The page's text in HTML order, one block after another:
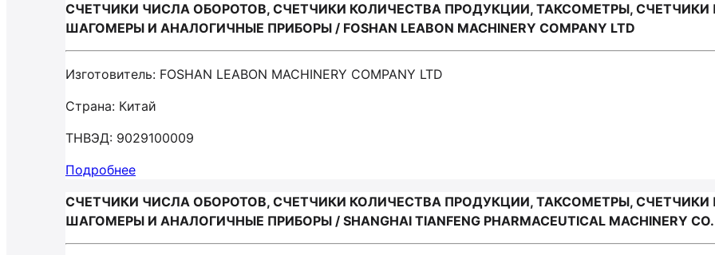
СЧЕТЧИКИ ЧИСЛА ОБОРОТОВ, СЧЕТЧИКИ КОЛИЧЕСТВА ПРОДУКЦИИ, ТАКСОМЕТРЫ,
ШАГОМЕРЫ И АНАЛОГИЧНЫЕ ПРИБОРЫ / FOSHAN LEABON MACHINERY COMPANY LTD
Изготовитель: FOSHAN LEABON MACHINERY COMPANY LTD
Страна: Китай
ТНВЭД: 9029100009
Подробнее
СЧЕТЧИКИ ЧИСЛА ОБОРОТОВ, СЧЕТЧИКИ КОЛИЧЕСТВА ПРОДУКЦИИ, ТАКСОМЕТРЫ,
ШАГОМЕРЫ И АНАЛОГИЧНЫЕ ПРИБОРЫ / SHANGHAI TIANFENG PHARMACEUTICAL MACHINERY